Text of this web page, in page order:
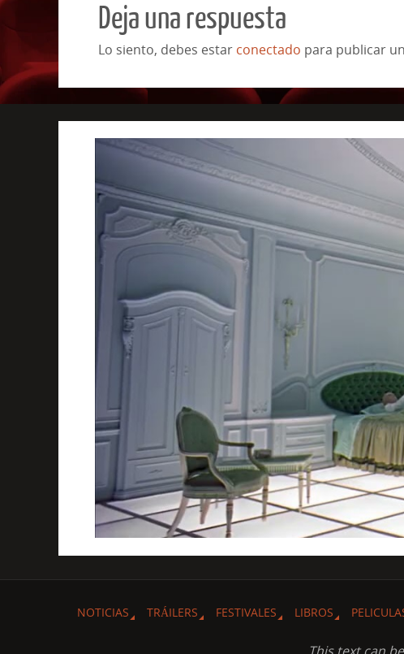
Deja una respuesta
Lo siento, debes estar conectado para publicar
NOTICIAS TRÁILERS FESTIVALES LIBROS